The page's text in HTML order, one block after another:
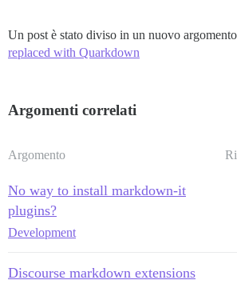
Un post è stato diviso in un nuovo
replaced with Quarkdown
Argomenti correlati
Argomento
No way to install markdown-it
plugins?
Development
Discourse markdown extensions